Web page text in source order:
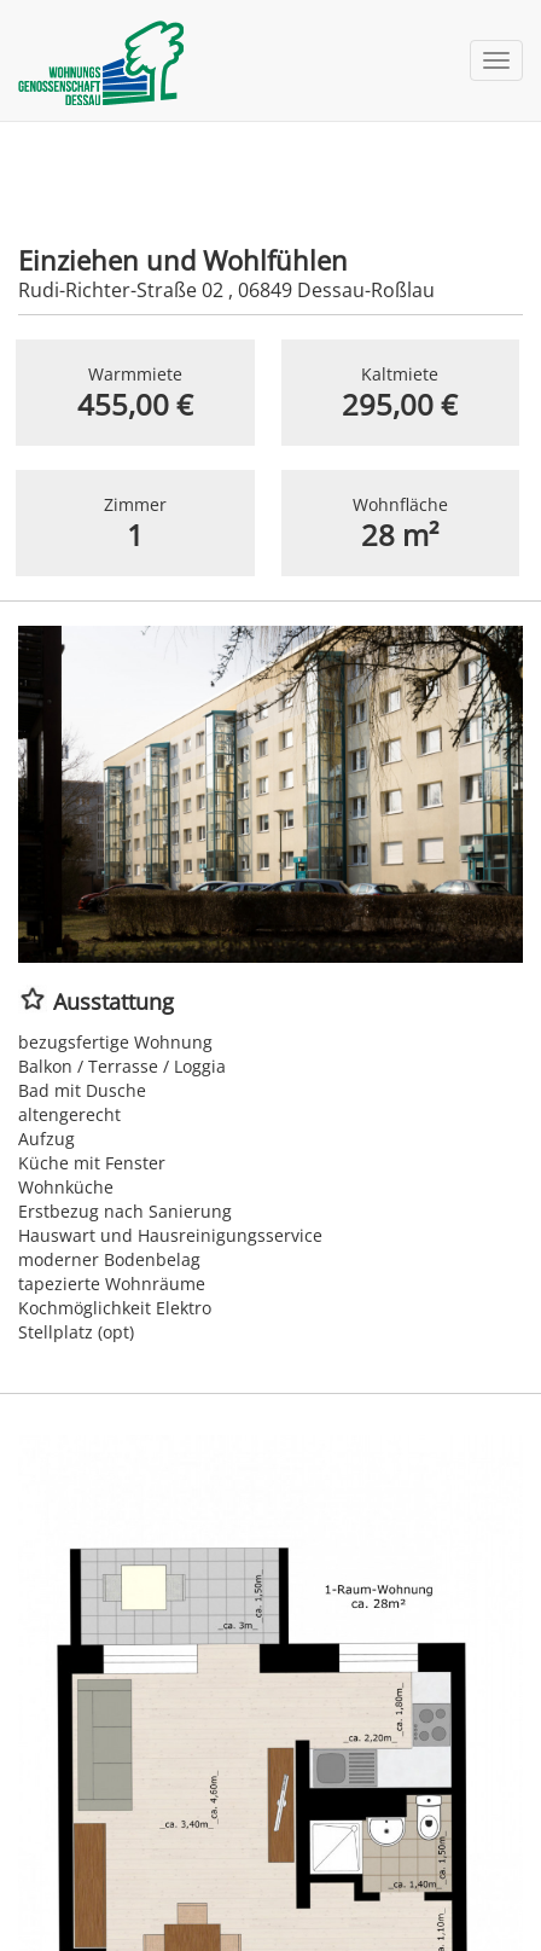
nav
Einziehen und Wohlfühlen
Rudi-Richter-Straße 02 , 06849 Dessau-Roßlau
Warmmiete
455,00 €
Kaltmiete
295,00 €
Zimmer
1
Wohnfläche
28 m²
Ausstattung
bezugsfertige Wohnung
Balkon / Terrasse / Loggia
Bad mit Dusche
altengerecht
Aufzug
Küche mit Fenster
Wohnküche
Erstbezug nach Sanierung
Hauswart und Hausreinigungsservice
moderner Bodenbelag
tapezierte Wohnräume
Kochmöglichkeit Elektro
Stellplatz (opt)